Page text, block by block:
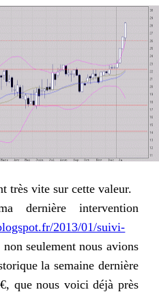
très vite sur cette valeur.
dernière intervention
2013/01/suivi-
non seulement nous avions
la semaine dernière
que nous voici déjà près